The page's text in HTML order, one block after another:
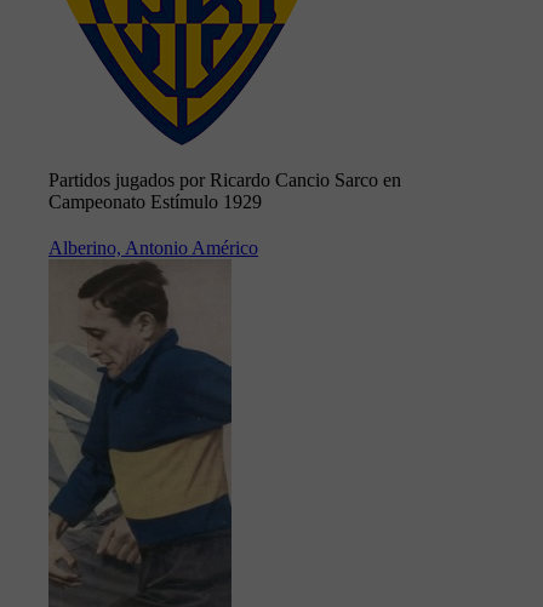
Partidos jugados por Ricardo Cancio Sarco en
Campeonato Estímulo 1929
Alberino, Antonio Américo